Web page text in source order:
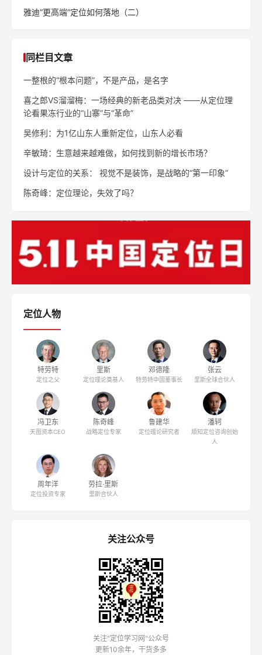
雅迪“更高端”定位如何落地（二）
同栏目文章
一整根的“根本问题”，不是产品，是名字
喜之郎VS溜溜梅：一场经典的新老品类对决 ——从定位理
论看果冻行业的“山寨”与“革命”
吴修利：为1亿山东人重新定位，山东人必看
辛敏琦：生意越来越难做，如何找到新的增长市场？
设计与定位的关系： 视觉不是装饰，是战略的“第一印象”
陈奇峰：定位理论，失效了吗？
定位人物
特劳特
定位之父
里斯
定位理论奠基人
邓德隆
特劳特中国董事长
张云
里斯全球合伙人
冯卫东
天图资本CEO
陈奇峰
战略定位专家
鲁建华
定位理论研究者
潘轲
顺知定位咨询创始
人
周年洋
定位投资专家
劳拉·里斯
里斯合伙人
关注公众号
关注"定位学习网"公众号
更新10余年，干货多多